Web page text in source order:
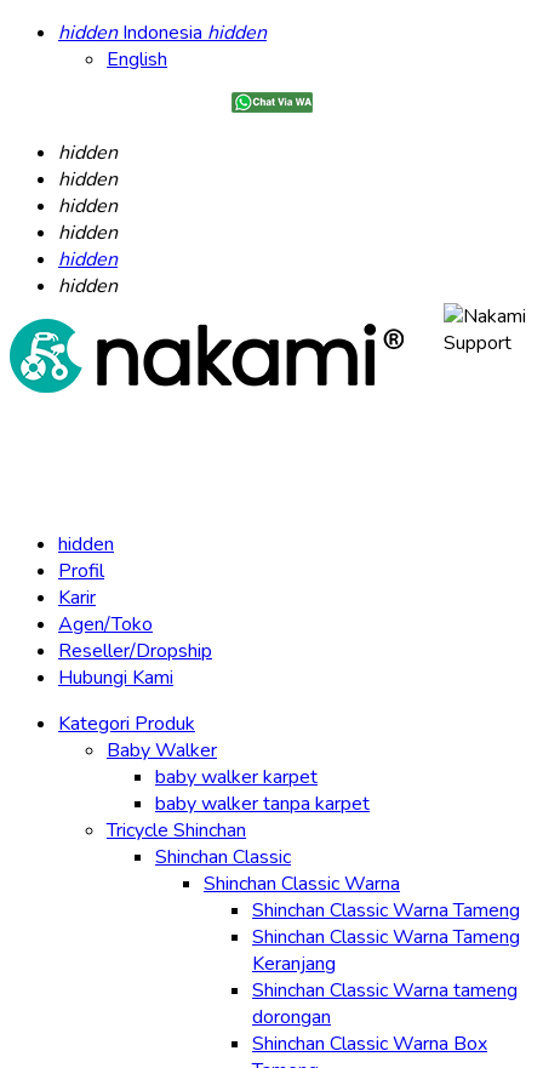
hiddenIndonesia hidden
English
hidden
hidden
hidden
hidden
hidden
hidden
hidden
Profil
Karir
Agen/Toko
Reseller/Dropship
Hubungi Kami
Kategori Produk
Baby Walker
baby walker karpet
baby walker tanpa karpet
Tricycle Shinchan
Shinchan Classic
Shinchan Classic Warna
Shinchan Classic Warna Tameng
Shinchan Classic Warna Tameng
Keranjang
Shinchan Classic Warna tameng
dorongan
Shinchan Classic Warna Box